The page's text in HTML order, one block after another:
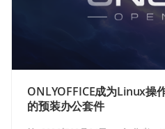
ONLYOFFICE成为Linux操
的预装办公套件